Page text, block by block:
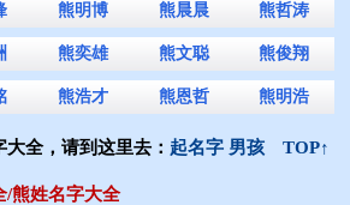
熊明博 熊晨晨 熊哲涛
熊奕雄 熊文聪 熊俊翔
熊浩才 熊恩哲 熊明浩
全，请到这里去： 起名字 男孩 TOP↑
熊姓名字大全